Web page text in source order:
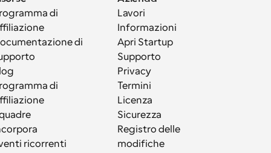
di
di
di
ricorrenti
Lavori
Informazioni
Apri Startup
Supporto
Privacy
Termini
Licenza
Sicurezza
Registro delle
modifiche